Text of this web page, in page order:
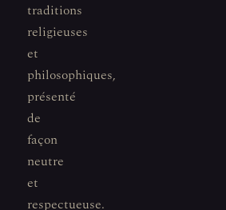
traditions
religieuses
et
philosophiques,
présenté
de
façon
neutre
et
respectueuse.